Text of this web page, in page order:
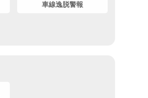
車線逸脱警報